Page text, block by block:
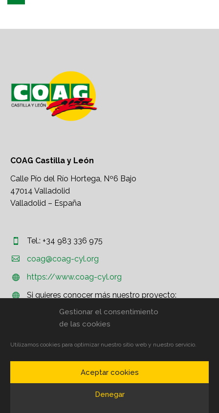
Gestionar el consentimiento
de las cookies
Utilizamos cookies para optimizar nuestro sitio web y nuestro servicio.
Aceptar cookies
Denegar
COAG Castilla y León
Calle Pío del Río Hortega, Nº6 Bajo
47014 Valladolid
Valladolid – España

 Tel.: +34 983 336 975

 coag@coag-cyl.org

 https://www.coag-cyl.org


Si quieres conocer más nuestro proyecto:
http://www.coag.org
© COAG CyL – Aviso Legal
Contacto Suscríbete Política de privacidad